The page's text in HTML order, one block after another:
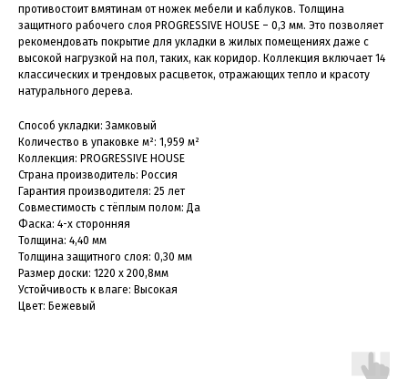
противостоит вмятинам от ножек мебели и каблуков. Толщина
защитного рабочего слоя PROGRESSIVE HOUSE – 0,3 мм. Это позволяет
рекомендовать покрытие для укладки в жилых помещениях даже с
высокой нагрузкой на пол, таких, как коридор. Коллекция включает 14
классических и трендовых расцветок, отражающих тепло и красоту
натурального дерева.
Способ укладки: Замковый
Количество в упаковке м²: 1,959 м²
Коллекция: PROGRESSIVE HOUSE
Страна производитель: Россия
Гарантия производителя: 25 лет
Совместимость с тёплым полом: Да
Фаска: 4-х сторонняя
Толщина: 4,40 мм
Толщина защитного слоя: 0,30 мм
Размер доски: 1220 x 200,8мм
Устойчивость к влаге: Высокая
Цвет: Бежевый